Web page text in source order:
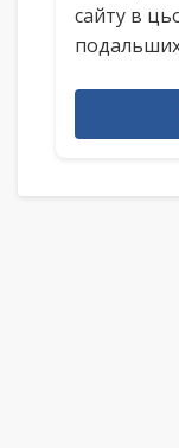
сайту в